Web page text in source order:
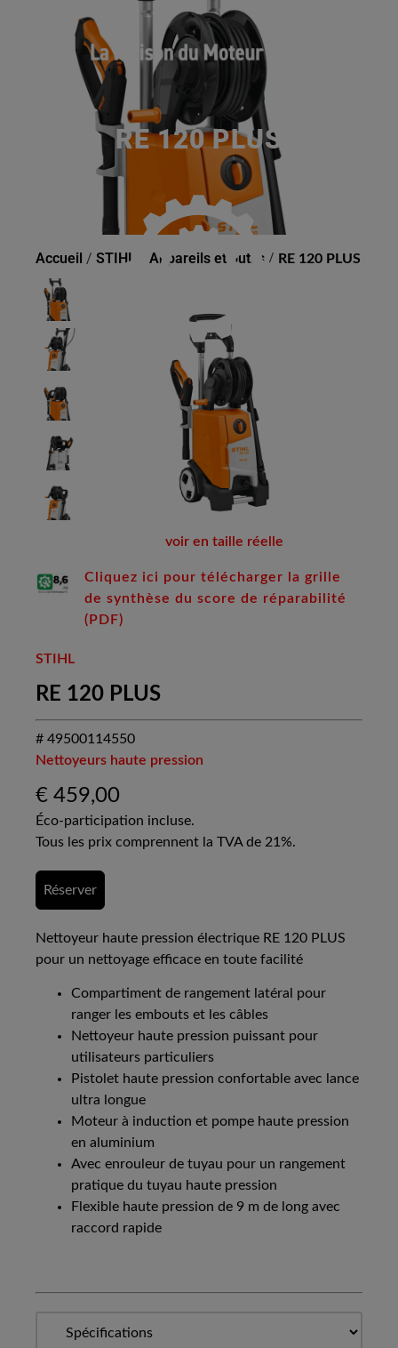
RE 120 PLUS
Accueil / STIHL Appareils et outils / RE 120 PLUS
voir en taille réelle
Cliquez ici pour télécharger la grille
de synthèse du score de réparabilité
(PDF)
STIHL
RE 120 PLUS
# 49500114550
Nettoyeurs haute pression
€ 459,00
Éco-participation incluse.
Tous les prix comprennent la TVA de 21%.
Réserver
Nettoyeur haute pression électrique RE 120 PLUS
pour un nettoyage efficace en toute facilité
Compartiment de rangement latéral pour
ranger les embouts et les câbles
Nettoyeur haute pression puissant pour
utilisateurs particuliers
Pistolet haute pression confortable avec lance
ultra longue
Moteur à induction et pompe haute pression
en aluminium
Avec enrouleur de tuyau pour un rangement
pratique du tuyau haute pression
Flexible haute pression de 9 m de long avec
raccord rapide